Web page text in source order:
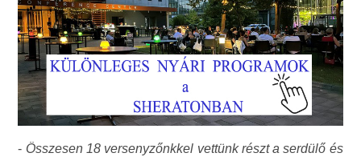
- Összesen 18 versenyzőnkkel vettünk részt a serdülő és